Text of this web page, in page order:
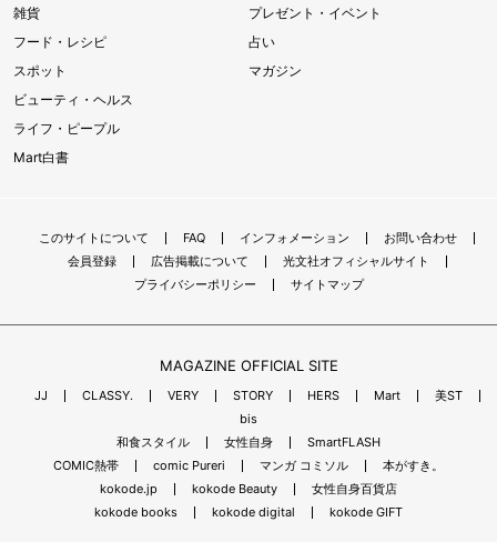
雑貨
フード・レシピ
スポット
ビューティ・ヘルス
ライフ・ピープル
Mart白書
プレゼント・イベント
占い
マガジン
このサイトについて FAQ インフォメーション
お問い合わせ
会員登録
広告掲載について
光文社オフィシャルサイト
プライバシーポリシー
サイトマップ
MAGAZINE OFFICIAL SITE
JJ CLASSY. VERY STORY HERS Mart
美ST
bis
和食スタイル
女性自身
SmartFLASH
COMIC熱帯
comic Pureri マンガ コミソル
本がすき。
kokode.jp
kokode Beauty
女性自身百貨店
kokode books
kokode digital kokode GIFT